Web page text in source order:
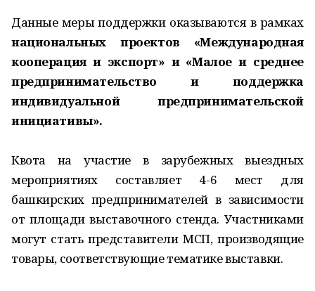
Данные меры поддержки оказываются в рамках
национальных проектов «Международная
кооперация и экспорт» и «Малое и среднее
предпринимательство и поддержка
индивидуальной предпринимательской
инициативы».
Квота на участие в зарубежных выездных
мероприятиях составляет 4-6 мест для
башкирских предпринимателей в зависимости
от площади выставочного стенда. Участниками
могут стать представители МСП, производящие
товары, соответствующие тематике выставки.